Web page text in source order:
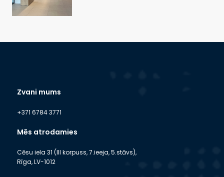
Zvani mums
+371 6784 3771
Mēs atrodamies
Cēsu iela 31 (III korpuss, 7.ieeja, 5.stāvs),
Rīga, LV-1012